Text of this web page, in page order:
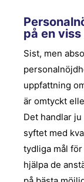
på en viss
Sist, men
uppfattning
är omtyckt
Det handlar
syftet med
tydliga mål
hjälpa de